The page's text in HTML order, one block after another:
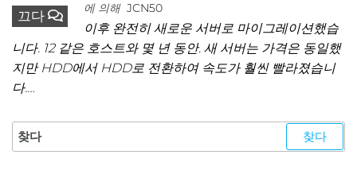
끄다 에 의해 JCN50
이후 완전히 새로운 서버로 마이그레이션했습
니다. 12 같은 호스트와 몇 년 동안. 새 서버는 가격은 동일했
지만 HDD에서 HDD로 전환하여 속도가 훨씬 빨라졌습니
다.…